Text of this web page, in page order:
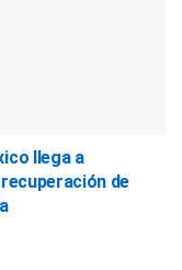
llega a
de